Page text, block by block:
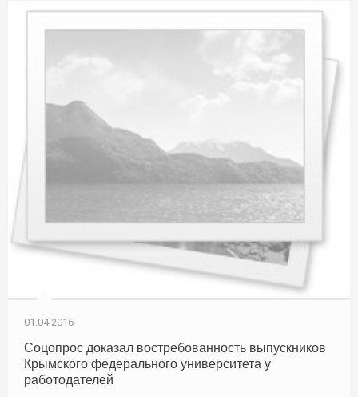
01.04.2016
Соцопрос доказал востребованность выпускников
Крымского федерального университета у
работодателей